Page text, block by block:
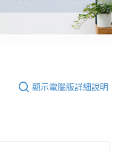
顯示電腦版詳細說明